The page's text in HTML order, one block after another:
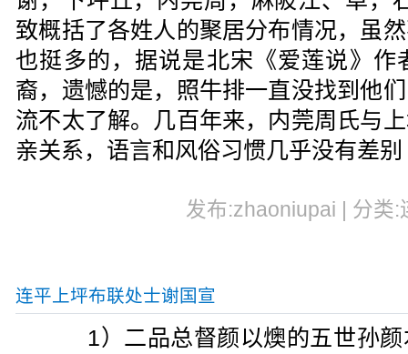
致概括了各姓人的聚居分布情况，虽
也挺多的，据说是北宋《爱莲说》作
裔，遗憾的是，照牛排一直没找到他
流不太了解。几百年来，内莞周氏与
亲关系，语言和风俗习惯几乎没有差别
发布:zhaoniupai | 分类
连平上坪布联处士谢国宣
1）二品总督颜以燠的五世孙颜